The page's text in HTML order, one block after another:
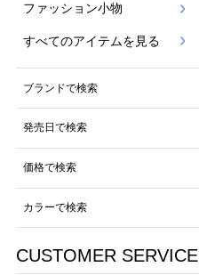
ファッション小物
すべてのアイテムを見る
ブランドで検索
発売日で検索
価格で検索
カラーで検索
CUSTOMER SERVICE